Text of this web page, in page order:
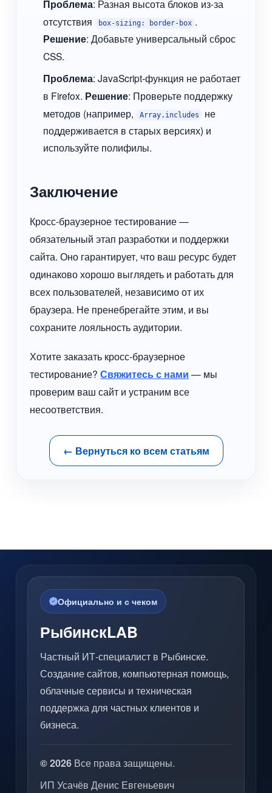
Проблема: Разная высота блоков из-за
отсутствия
box-sizing: border-box .
Решение: Добавьте универсальный сброс
CSS.
Проблема: JavaScript-функция не работает
в Firefox. Решение: Проверьте поддержку
методов (например,
Array.includes
не
поддерживается в старых версиях) и
используйте полифилы.
Заключение
Кросс-браузерное тестирование —
обязательный этап разработки и поддержки
сайта. Оно гарантирует, что ваш ресурс будет
одинаково хорошо выглядеть и работать для
всех пользователей, независимо от их
браузера. Не пренебрегайте этим, и вы
сохраните лояльность аудитории.
Хотите заказать кросс-браузерное
тестирование?Свяжитесь с нами — мы
проверим ваш сайт и устраним все
несоответствия.
← Вернуться ко всем статьям
Официально и с чеком
РыбинскLAB
Частный ИТ-специалист в Рыбинске.
Создание сайтов, компьютерная помощь,
облачные сервисы и техническая
поддержка для частных клиентов и
бизнеса.
© 2026 Все права защищены.
ИП Усачёв Денис Евгеньевич